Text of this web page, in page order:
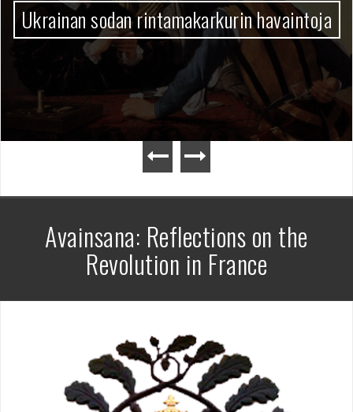
Ukrainan sodan rintamakarkurin havaintoja
Avainsana: Reflections on the
Revolution in France